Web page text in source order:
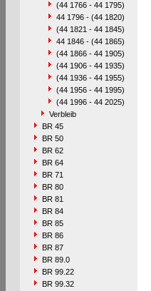
(44 1766 - 44 1795)
44 1796 - (44 1820)
(44 1821 - 44 1845)
44 1846 - (44 1865)
(44 1866 - 44 1905)
(44 1906 - 44 1935)
(44 1936 - 44 1955)
(44 1956 - 44 1995)
(44 1996 - 44 2025)
Verbleib
BR 45
BR 50
BR 62
BR 64
BR 71
BR 80
BR 81
BR 84
BR 85
BR 86
BR 87
BR 89.0
BR 99.22
BR 99.32